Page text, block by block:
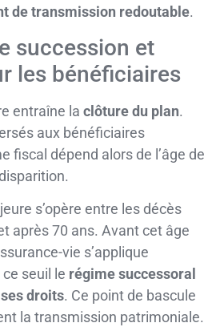
de transmission redoutable.
succession et
les bénéficiaires
entraîne la clôture du plan.
aux bénéficiaires
fiscal dépend alors de l’âge de
s’opère entre les décès
après 70 ans. Avant cet âge
vie s’applique
seuil le régime successoral
droits. Ce point de bascule
la transmission patrimoniale.